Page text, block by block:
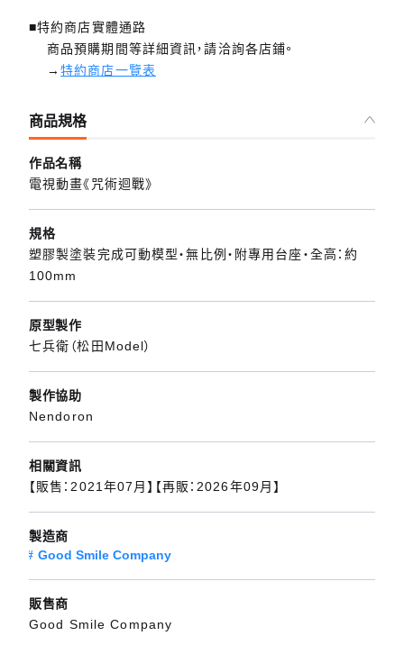
■特約商店實體通路
商品預購期間等詳細資訊，請洽詢各店鋪。
→特約商店一覽表
商品規格
作品名稱
電視動畫《咒術迴戰》
規格
塑膠製塗裝完成可動模型・無比例・附專用台座・全高：約
100mm
原型製作
七兵衛（松田Model）
製作協助
Nendoron
相關資訊
【販售：2021年07月】【再販：2026年09月】
製造商
Good Smile Company
販售商
Good Smile Company